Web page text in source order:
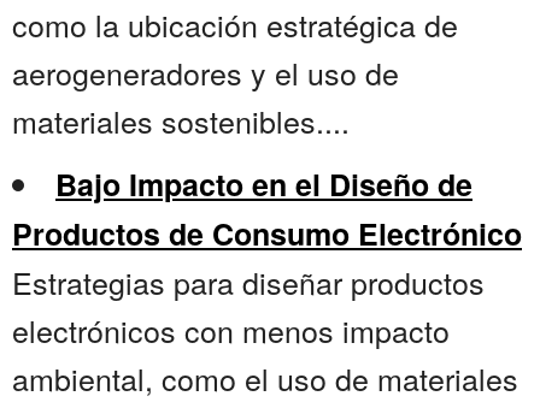
como la ubicación estratégica de
aerogeneradores y el uso de
materiales sostenibles....
Bajo Impacto en el Diseño de
Productos de Consumo Electrónico
Estrategias para diseñar productos
electrónicos con menos impacto
ambiental, como el uso de materiales